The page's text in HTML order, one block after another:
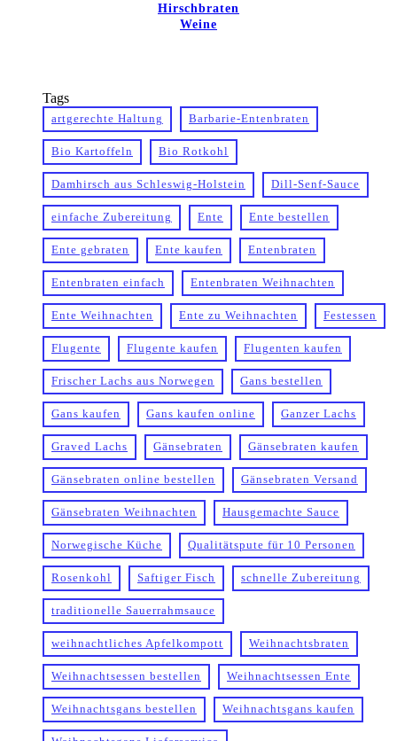
Hirschbraten
Weine
Tags
artgerechte Haltung Barbarie-Entenbraten
Bio Kartoffeln Bio Rotkohl
Damhirsch aus Schleswig-Holstein Dill-Senf-Sauce
einfache Zubereitung Ente Ente bestellen
Ente gebraten Ente kaufen Entenbraten
Entenbraten einfach Entenbraten Weihnachten
Ente Weihnachten Ente zu Weihnachten Festessen
Flugente Flugente kaufen Flugenten kaufen
Frischer Lachs aus Norwegen Gans bestellen
Gans kaufen Gans kaufen online Ganzer Lachs
Graved Lachs Gänsebraten Gänsebraten kaufen
Gänsebraten online bestellen Gänsebraten Versand
Gänsebraten Weihnachten Hausgemachte Sauce
Norwegische Küche Qualitätspute für 10 Personen
Rosenkohl Saftiger Fisch schnelle Zubereitung
traditionelle Sauerrahmsauce
weihnachtliches Apfelkompott Weihnachtsbraten
Weihnachtsessen bestellen Weihnachtsessen Ente
Weihnachtsgans bestellen Weihnachtsgans kaufen